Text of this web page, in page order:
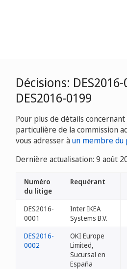
Décisions:
DES2016-0199
Pour plus de détails
particulière de la commission
vous adresser àun membre du
Dernière actualisation: 9 août
Numéro
du litige
Requérant
DES2016-
0001
Inter IKEA
Systems B.V.
DES2016-
0002
OKI Europe
Limited,
Sucursal en
España